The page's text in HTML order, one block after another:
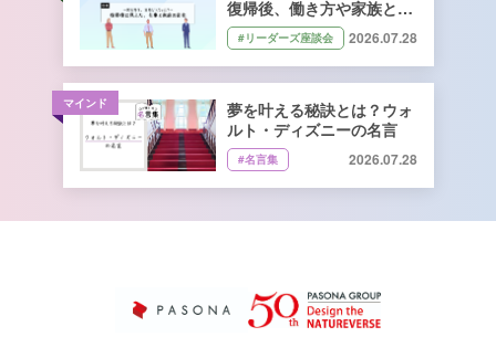
復帰後、働き方や家族との
向き合い方はどう変わっ
た？
#リーダーズ座談会 2026.07.28
マインド
夢を叶える秘訣とは？ウォ
ルト・ディズニーの名言
#名言集 2026.07.28